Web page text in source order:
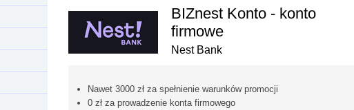
BIZnest Konto - konto
firmowe
Nest Bank
Nawet 3000 zł za spełnienie warunków promocji
0 zł za prowadzenie konta firmowego